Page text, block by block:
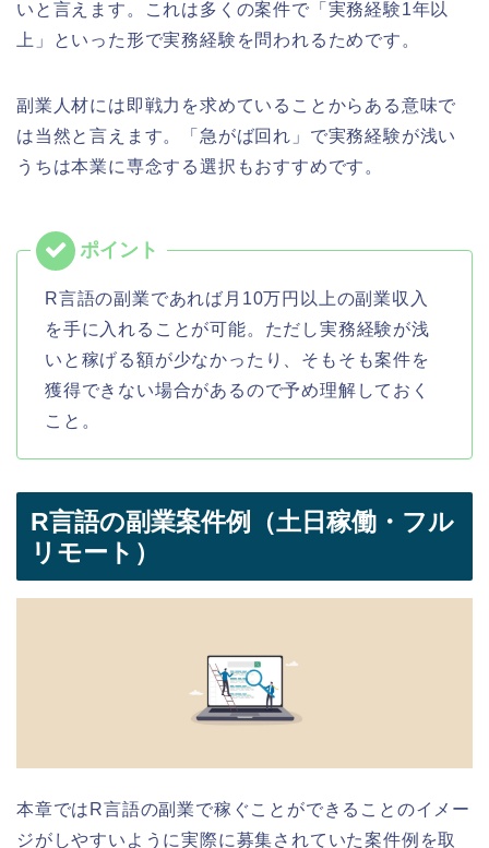
いと言えます。これは多くの案件で「実務経験1年以
上」といった形で実務経験を問われるためです。
副業人材には即戦力を求めていることからある意味で
は当然と言えます。「急がば回れ」で実務経験が浅い
うちは本業に専念する選択もおすすめです。
R言語の副業であれば月10万円以上の副業収入
を手に入れることが可能。ただし実務経験が浅
いと稼げる額が少なかったり、そもそも案件を
獲得できない場合があるので予め理解しておく
こと。
R言語の副業案件例（土日稼働・フル
リモート）
本章ではR言語の副業で稼ぐことができることのイメー
ジがしやすいように実際に募集されていた案件例を取